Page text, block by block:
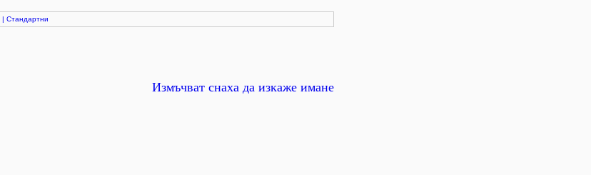
| Стандартни
Измъчват снаха да изкаже имане